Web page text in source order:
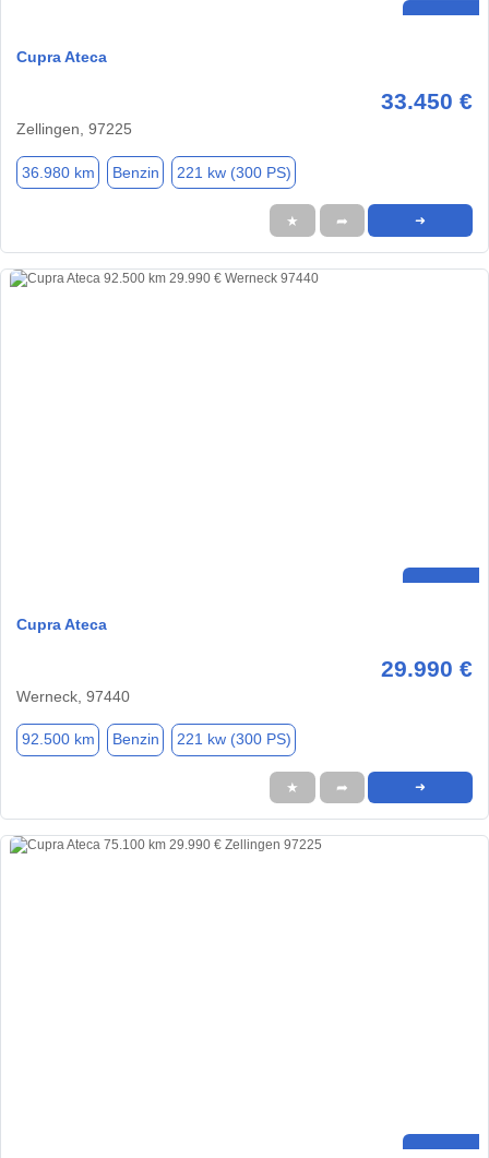
Cupra Ateca
33.450 €
Zellingen, 97225
36.980 km Benzin 221 kw (300 PS)
★ ➦ ➜
Cupra Ateca
29.990 €
Werneck, 97440
92.500 km Benzin 221 kw (300 PS)
★ ➦ ➜